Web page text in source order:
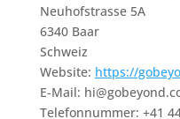
Neuhofstrasse 5A
6340 Baar
Schweiz
Website: https://
E-Mail: hi@
Telefonnummer: +41